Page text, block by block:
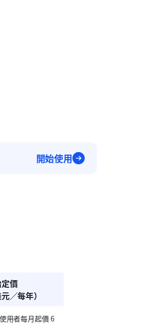
開始使用
價
元／每年）
用者每月起價 6